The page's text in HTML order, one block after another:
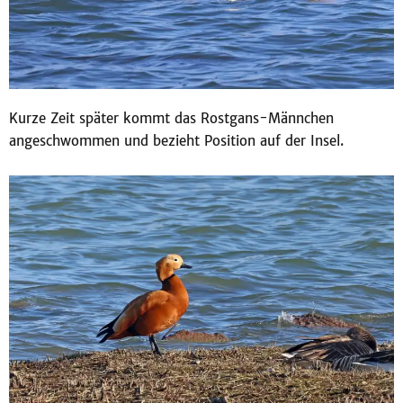
Kurze Zeit später kommt das Rostgans-Männchen
angeschwommen und bezieht Position auf der Insel.